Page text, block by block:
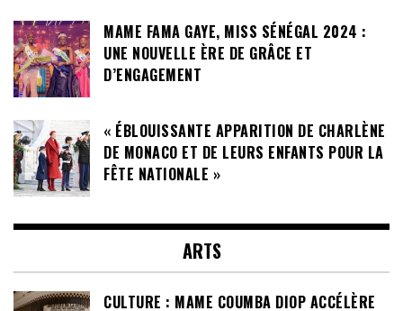
MAME FAMA GAYE, MISS SÉNÉGAL 2024 :
UNE NOUVELLE ÈRE DE GRÂCE ET
D’ENGAGEMENT
« ÉBLOUISSANTE APPARITION DE CHARLÈNE
DE MONACO ET DE LEURS ENFANTS POUR LA
FÊTE NATIONALE »
ARTS
CULTURE : MAME COUMBA DIOP ACCÉLÈRE